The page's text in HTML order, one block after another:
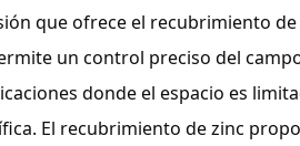
que ofrece el recubrimiento
un control preciso del
donde el espacio es
El recubrimiento de zinc